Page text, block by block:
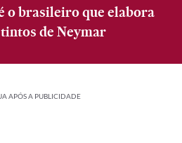
o brasileiro que elabora
de Neymar
APÓS A PUBLICIDADE